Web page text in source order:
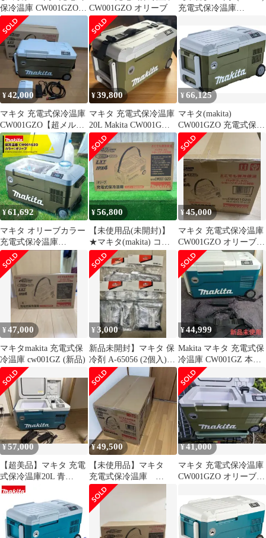
保冷温庫 CW001GZO
オリーブ
CW001GZO オリーブ
充電式保冷温庫
¥42,000
マキタ 充電式保冷温庫
CW001GZO【超メルカ
リ市】
¥39,800
マキタ 充電式保冷温庫
20L Makita CW001G
18V/40Vmax
¥66,125
マキタ(makita)
CW001GZO 充電式保冷
温庫 オリーブ
18V/40V/100V/シガーソ
ケット【正規販売店メ
ーカー保証付き】
¥61,692
マキタ オリーブカラー
充電式保冷温庫
CW001GZO 本体のみ/
バッテリ・充電器別売
マイナス18℃から60℃
まで
¥56,800
【未使用品(未開封)】
★マキタ(makita) コー
ドレス冷温庫
CW001GZO◇アクトツ
ール富山店◇ﾚｼﾞ
¥45,000
マキタ 充電式保冷温庫
CW001GZO オリーブ
新品未使用
¥47,000
マキタmakita 充電式保
冷温庫 cw001GZ (新品)
¥3,000
新品未開封】マキタ 保
冷剤 A-65056 (2個入) ×
4袋セット 計8個
¥44,999
Makita マキタ 充電式保
冷温庫 CW001GZ 本
体 20L 3電源対応
¥57,000
【超美品】マキタ 充電
式保冷温庫20L 青
CW001GZ 本体
¥49,500
【未使用品】マキタ
充電式保冷温庫
CW001GZ 青
¥41,000
マキタ 充電式保冷温庫
CW001GZO オリーブ